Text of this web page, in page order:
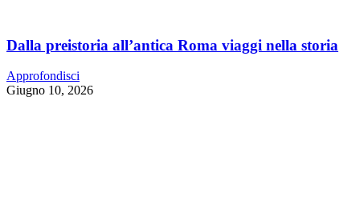
Dalla preistoria all’antica Roma viaggi nella storia
Approfondisci
Giugno 10, 2026